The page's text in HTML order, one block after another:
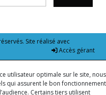
Site réalisé avec
Accès gérant
utilisateur optimale sur le site, nous
qui assurent le bon fonctionnement
Certains tiers utilisent